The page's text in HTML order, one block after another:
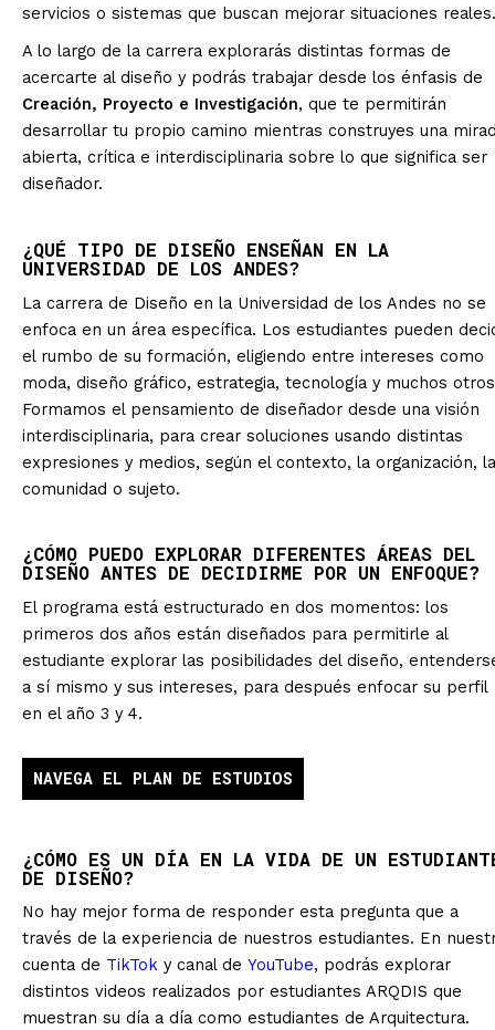
servicios o sistemas que buscan mejorar situaciones reales.
A lo largo de la carrera explorarás distintas formas de
acercarte al diseño y podrás trabajar desde los énfasis de
Creación, Proyecto e Investigación, que te permitirán
desarrollar tu propio camino mientras construyes una
abierta, crítica e interdisciplinaria sobre lo que significa ser
diseñador.
¿QUÉ TIPO DE DISEÑO ENSEÑAN EN LA
UNIVERSIDAD DE LOS ANDES?
La carrera de Diseño en la Universidad de los Andes no se
enfoca en un área específica. Los estudiantes pueden
el rumbo de su formación, eligiendo entre intereses como
moda, diseño gráfico, estrategia, tecnología y muchos
Formamos el pensamiento de diseñador desde una visión
interdisciplinaria, para crear soluciones usando distintas
expresiones y medios, según el contexto, la organización, la
comunidad o sujeto.
¿CÓMO PUEDO EXPLORAR DIFERENTES ÁREAS DEL
DISEÑO ANTES DE DECIDIRME POR UN ENFOQUE?
El programa está estructurado en dos momentos: los
primeros dos años están diseñados para permitirle al
estudiante explorar las posibilidades del diseño,
a sí mismo y sus intereses, para después enfocar su perfil
en el año 3 y 4.
NAVEGA EL PLAN DE ESTUDIOS
¿CÓMO ES UN DÍA EN LA VIDA DE UN
DE DISEÑO?
No hay mejor forma de responder esta pregunta que a
través de la experiencia de nuestros estudiantes. En
cuenta de TikTok y canal de YouTube, podrás explorar
distintos videos realizados por estudiantes ARQDIS que
muestran su día a día como estudiantes de Arquitectura.